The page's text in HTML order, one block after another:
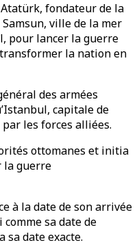
fondateur de la
ville de la mer
pour lancer la guerre
la nation en
des armées
capitale de
les forces alliées.
ottomanes et initia
la guerre
à la date de son arrivée
sa date de
sa date exacte.